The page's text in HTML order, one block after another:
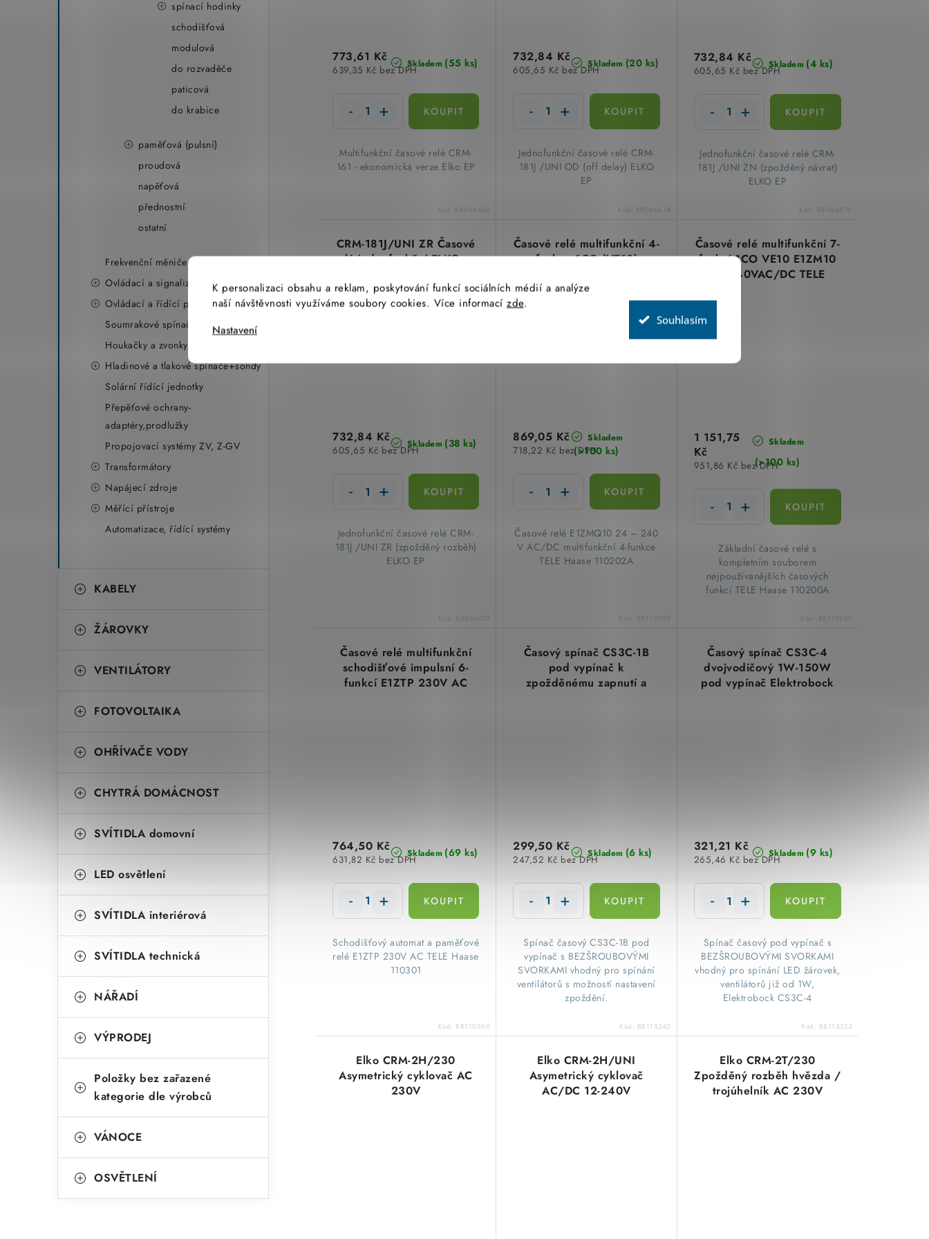
K personalizaci obsahu a reklam, poskytování funkcí sociálních médií a analýze
naší návštěvnosti využíváme soubory cookies. Více informací zde.
Nastavení
Souhlasím
spínací hodinky
schodišťová
modulová
do rozvaděče
paticová
do krabice
paměťová (pulsní)
proudová
napěťová
přednostní
ostatní
Frekvenční měniče
Ovládací a signalizační hlavice
Ovládací a řídící prvky
Soumrakové spínače
Houkačky a zvonky
Hladinové a tlakové spínače+sondy
Solární řídící jednotky
Přepěťové ochrany-
adaptéry,prodlužky
Propojovací systémy ZV, Z-GV
Transformátory
Napájecí zdroje
Měřící přístroje
Automatizace, řídící systémy
KABELY
ŽÁROVKY
VENTILÁTORY
FOTOVOLTAIKA
OHŘÍVAČE VODY
CHYTRÁ DOMÁCNOST
SVÍTIDLA domovní
LED osvětlení
SVÍTIDLA interiérová
SVÍTIDLA technická
NÁŘADÍ
VÝPRODEJ
Položky bez zařazené
kategorie dle výrobců
VÁNOCE
OSVĚTLENÍ
Skladem (55 ks)
639,35 Kč bez DPH
773,61 Kč
​ Multifunkční časové relé CRM-
161 - ekonomická verze Elko EP
Kód: BB066682
Skladem (20 ks)
605,65 Kč bez DPH
732,84 Kč
​ Jednofunkční časové relé CRM-
181J /UNI OD (off delay) ELKO
EP
Kód: BB066674
Skladem (4 ks)
605,65 Kč bez DPH
732,84 Kč
​ Jednofunkční časové relé CRM-
181J /UNI ZN (zpožděný návrat)
ELKO EP
Kód: BB066676
CRM-181J/UNI ZR Časové
relé jednofunkční ELKO ep
Skladem (38 ks)
605,65 Kč bez DPH
732,84 Kč
​ Jednofunkční časové relé CRM-
181J /UNI ZR (zpožděný rozběh)
ELKO EP
Kód: BB066677
Časové relé multifunkční 4-
funkce 1CO (VE10)
TELE Haase 110202A
Skladem
(>100 ks)
718,22 Kč bez DPH
869,05 Kč
​Časové relé E1ZMQ10 24 – 240
V AC/DC multifunkční 4-funkce
TELE Haase 110202A
Kód: BB110959
Časové relé multifunkční 7-
funkcí 1CO VE10 E1ZM10
24-240VAC/DC TELE
Skladem
(>100 ks)
951,86 Kč bez DPH
1 151,75
Kč
​Základní časové relé s
kompletním souborem
nejpoužívanějších časových
funkcí TELE Haase 110200A
Kód: BB110961
Časové relé multifunkční
schodišťové impulsní 6-
funkcí E1ZTP 230V AC
Skladem (69 ks)
631,82 Kč bez DPH
764,50 Kč
​Schodišťový automat a paměťové
relé E1ZTP 230V AC TELE Haase
110301
Kód: BB110960
Časový spínač CS3C-1B
pod vypínač k
zpožděnému zapnutí a
Skladem (6 ks)
247,52 Kč bez DPH
299,50 Kč
​Spínač časový CS3C-1B pod
vypínač s BEZŠROUBOVÝMI
SVORKAMI vhodný pro spínání
ventilátorů s možností nastavení
zpoždění.
Kód: BB115340
Časový spínač CS3C-4
dvojvodičový 1W-150W
pod vypínač Elektrobock
Skladem (9 ks)
265,46 Kč bez DPH
321,21 Kč
​Spínač časový pod vypínač s
BEZŠROUBOVÝMI SVORKAMI
vhodný pro spínání LED žárovek,
ventilátorů již od 1W,
Elektrobock CS3C-4
Kód: BB115323
Elko CRM-2H/230
Asymetrický cyklovač AC
230V
Elko CRM-2H/UNI
Asymetrický cyklovač
AC/DC 12-240V
Elko CRM-2T/230
Zpožděný rozběh hvězda /
trojúhelník AC 230V